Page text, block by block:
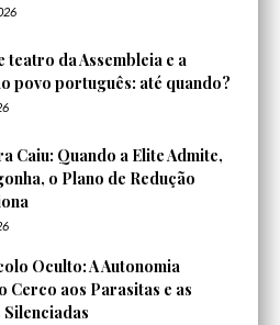
teatro da Assembleia e a
povo português: até quando?
Caiu: Quando a Elite Admite,
o Plano de Redução
Oculto: A Autonomia
Cerco aos Parasitas e as